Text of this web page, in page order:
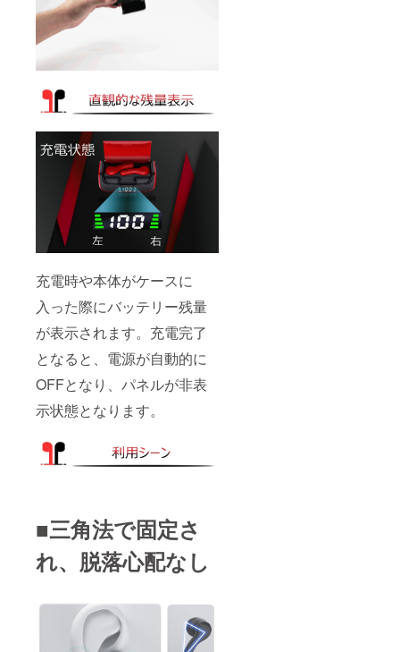
充電時や本体がケースに
入った際にバッテリー残量
が表示されます。充電完了
となると、電源が自動的に
OFFとなり、パネルが非表
示状態となります。
■三角法で固定さ
れ、脱落心配なし